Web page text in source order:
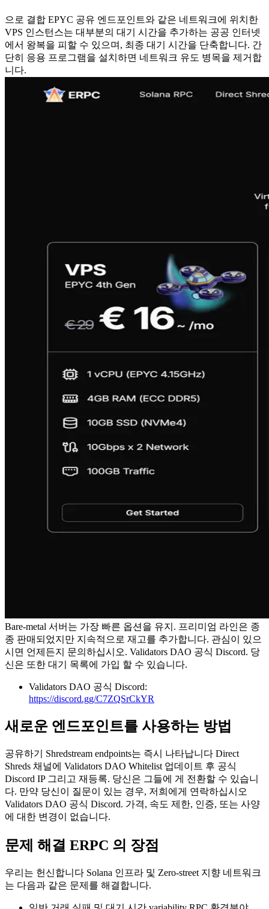
으로 결합 EPYC 공유 엔드포인트와 같은 네트워크에 위치한
VPS 인스턴스는 대부분의 대기 시간을 추가하는 공공 인터넷
에서 왕복을 피할 수 있으며, 최종 대기 시간을 단축합니다. 간
단히 응용 프로그램을 설치하면 네트워크 유도 병목을 제거합
니다.
Bare-metal 서버는 가장 빠른 옵션을 유지. 프리미엄 라인은 종
종 판매되었지만 지속적으로 재고를 추가합니다. 관심이 있으
시면 언제든지 문의하십시오. Validators DAO 공식 Discord. 당
신은 또한 대기 목록에 가입 할 수 있습니다.
Validators DAO 공식 Discord:
https://discord.gg/C7ZQSrCkYR
새로운 엔드포인트를 사용하는 방법
공유하기 Shredstream endpoints는 즉시 나타납니다 Direct
Shreds 채널에 Validators DAO Whitelist 업데이트 후 공식
Discord IP 그리고 재등록. 당신은 그들에 게 전환할 수 있습니
다. 만약 당신이 질문이 있는 경우, 저희에게 연락하십시오
Validators DAO 공식 Discord. 가격, 속도 제한, 인증, 또는 사양
에 대한 변경이 없습니다.
문제 해결 ERPC 의 장점
우리는 헌신합니다 Solana 인프라 및 Zero-street 지향 네트워크
는 다음과 같은 문제를 해결합니다.